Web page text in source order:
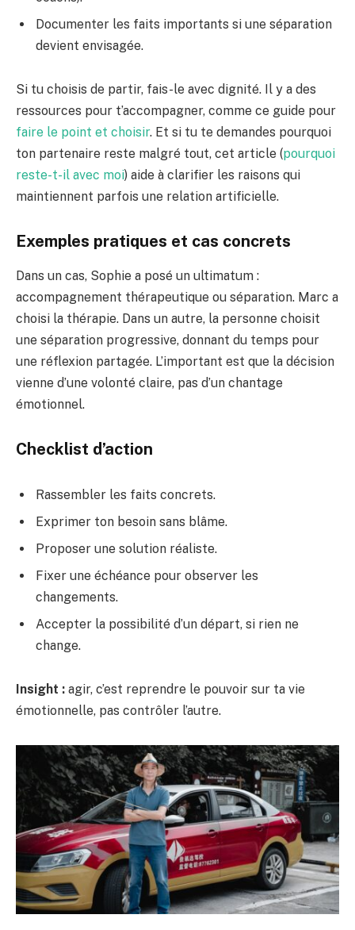
Documenter les faits importants si une séparation
devient envisagée.
Si tu choisis de partir, fais-le avec dignité. Il y a des
ressources pour t’accompagner, comme ce guide pour
faire le point et choisir. Et si tu te demandes pourquoi
ton partenaire reste malgré tout, cet article (pourquoi
reste-t-il avec moi) aide à clarifier les raisons qui
maintiennent parfois une relation artificielle.
Exemples pratiques et cas concrets
Dans un cas, Sophie a posé un ultimatum :
accompagnement thérapeutique ou séparation. Marc a
choisi la thérapie. Dans un autre, la personne choisit
une séparation progressive, donnant du temps pour
une réflexion partagée. L’important est que la décision
vienne d’une volonté claire, pas d’un chantage
émotionnel.
Checklist d’action
Rassembler les faits concrets.
Exprimer ton besoin sans blâme.
Proposer une solution réaliste.
Fixer une échéance pour observer les
changements.
Accepter la possibilité d’un départ, si rien ne
change.
Insight : agir, c’est reprendre le pouvoir sur ta vie
émotionnelle, pas contrôler l’autre.